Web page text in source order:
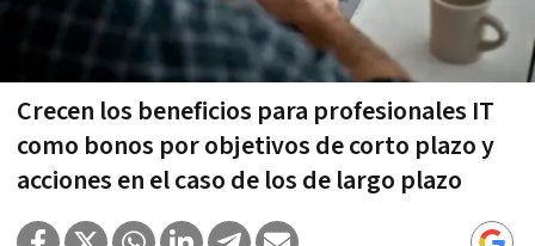
Crecen los beneficios para profesionales IT
como bonos por objetivos de corto plazo y
acciones en el caso de los de largo plazo